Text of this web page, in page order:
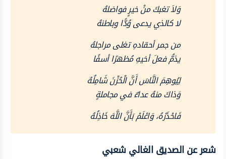
وَلاَ تغبكَ منْ خيرٍ فواضلهُ
لا كالذي يدعى وُدًّا وباطنهُ
من جمر أحقادهِ تغلى مراجلهُ
يذمُّ فعلَ أخيهِ مُظهرًا أسفًا
لِيُوهِمَ النَّاسَ أَنَّ الْحُزْنَ شَامِلُهُ
وَذاكَ منهُ عداءٌ في مجاملةٍ
فَاحْذَرْهُ، وَاعْلَمْ بَأَنَّ اللَّهَ خَاذِلُهُ
شعر عن الصديق الغالي شعبي